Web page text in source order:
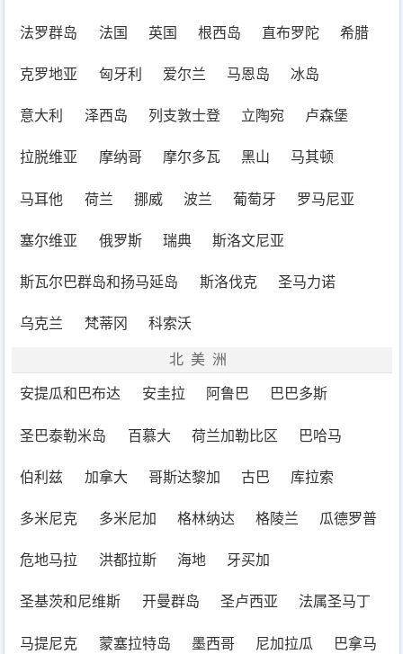
法罗群岛 法国 英国 根西岛 直布罗陀 希腊
克罗地亚 匈牙利 爱尔兰 马恩岛 冰岛
意大利 泽西岛 列支敦士登 立陶宛 卢森堡
拉脱维亚 摩纳哥 摩尔多瓦 黑山 马其顿
马耳他 荷兰 挪威 波兰 葡萄牙 罗马尼亚
塞尔维亚 俄罗斯 瑞典 斯洛文尼亚
斯瓦尔巴群岛和扬马延岛 斯洛伐克 圣马力诺
乌克兰 梵蒂冈 科索沃
北美洲
安提瓜和巴布达 安圭拉 阿鲁巴 巴巴多斯
圣巴泰勒米岛 百慕大 荷兰加勒比区 巴哈马
伯利兹 加拿大 哥斯达黎加 古巴 库拉索
多米尼克 多米尼加 格林纳达 格陵兰 瓜德罗普
危地马拉 洪都拉斯 海地 牙买加
圣基茨和尼维斯 开曼群岛 圣卢西亚 法属圣马丁
马提尼克 蒙塞拉特岛 墨西哥 尼加拉瓜 巴拿马